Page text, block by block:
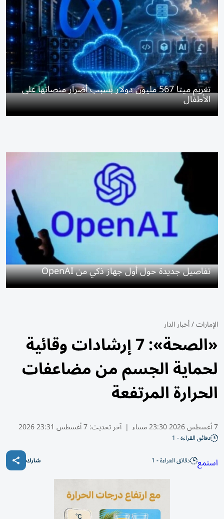
تغريم ميتا 567 مليون دولار بسبب أضرار منصاتها على
الأطفال
تفاصيل جديدة حول أول جهاز ذكي من OpenAI
الإمارات/أخبار الدار
«الصحة»: 7 إرشادات وقائية
لحماية الجسم من مضاعفات
الحرارة المرتفعة
7 أغسطس 2026 23:30 مساء | آخر تحديث:7 أغسطس 23:31 2026
دقائق القراءة - 1
استمع دقائق القراءة - 1 شارك